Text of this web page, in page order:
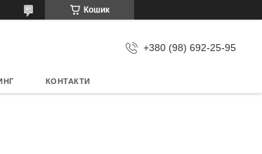
Кошик
+380 (98) 692-25-95
КОНТАКТИ